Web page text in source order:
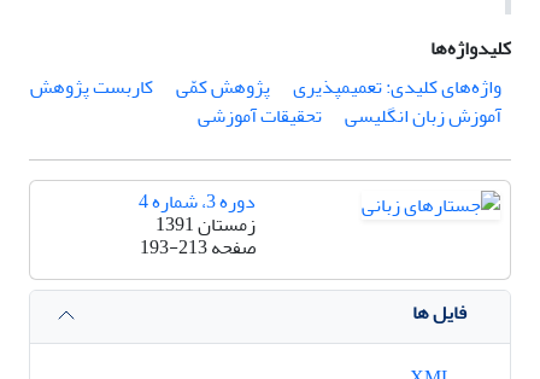
کلیدواژه‌ها
واژه‌های کلیدی: تعمیم­پذیری
پژوهش کمّی
کاربست پژوهش
آموزش زبان انگلیسی
تحقیقات آموزشی
دوره 3، شماره 4
زمستان 1391
صفحه193-213
فایل ها